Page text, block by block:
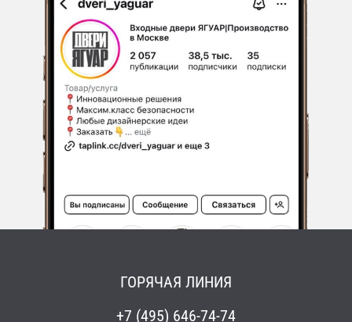
ГОРЯЧАЯ ЛИНИЯ
+7 (495) 646-74-74